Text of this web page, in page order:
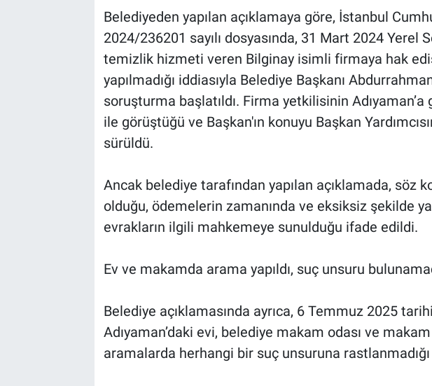
Belediyeden yapılan açıklamaya göre, İstanbul
2024/236201 sayılı dosyasında, 31 Mart 2024 Yerel
temizlik hizmeti veren Bilginay isimli firmaya hak
yapılmadığı iddiasıyla Belediye Başkanı
soruşturma başlatıldı. Firma yetkilisinin
ile görüştüğü ve Başkan'ın konuyu Başkan
sürüldü.
Ancak belediye tarafından yapılan açıklamada, söz
olduğu, ödemelerin zamanında ve eksiksiz şekilde
evrakların ilgili mahkemeye sunulduğu ifade edildi.
Ev ve makamda arama yapıldı, suç unsuru
Belediye açıklamasında ayrıca, 6 Temmuz 2025
Adıyaman’daki evi, belediye makam odası ve makam
aramalarda herhangi bir suç unsuruna rastlanmadığı